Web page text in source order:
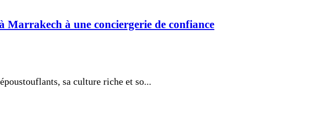
Marrakech à une conciergerie de confiance
sa culture riche et so...